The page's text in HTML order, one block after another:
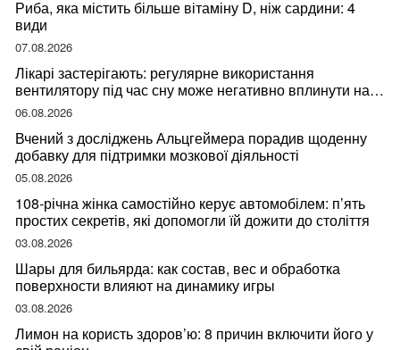
Риба, яка містить більше вітаміну D, ніж сардини: 4
види
07.08.2026
Лікарі застерігають: регулярне використання
вентилятору під час сну може негативно вплинути на
ваше здоров’я
06.08.2026
Вчений з досліджень Альцгеймера порадив щоденну
добавку для підтримки мозкової діяльності
05.08.2026
108-річна жінка самостійно керує автомобілем: п’ять
простих секретів, які допомогли їй дожити до століття
03.08.2026
Шары для бильярда: как состав, вес и обработка
поверхности влияют на динамику игры
03.08.2026
Лимон на користь здоров’ю: 8 причин включити його у